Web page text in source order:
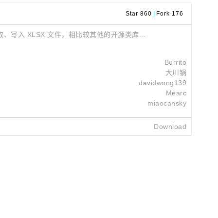
Star 860 | Fork 176
写入 XLSX 文件，相比较其他的开源类库...
Burrito
大川锅
davidwong139
Mearc
miaocansky
2026-07-07 00:07
Download